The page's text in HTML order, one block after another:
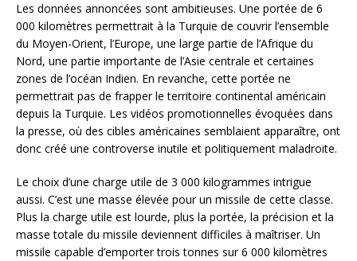
Les données annoncées sont ambitieuses. Une portée de 6
000 kilomètres permettrait à la Turquie de couvrir l’ensemble
du Moyen-Orient, l’Europe, une large partie de l’Afrique du
Nord, une partie importante de l’Asie centrale et certaines
zones de l’océan Indien. En revanche, cette portée ne
permettrait pas de frapper le territoire continental américain
depuis la Turquie. Les vidéos promotionnelles évoquées dans
la presse, où des cibles américaines semblaient apparaître, ont
donc créé une controverse inutile et politiquement maladroite.
Le choix d’une charge utile de 3 000 kilogrammes intrigue
aussi. C’est une masse élevée pour un missile de cette classe.
Plus la charge utile est lourde, plus la portée, la précision et la
masse totale du missile deviennent difficiles à maîtriser. Un
missile capable d’emporter trois tonnes sur 6 000 kilomètres